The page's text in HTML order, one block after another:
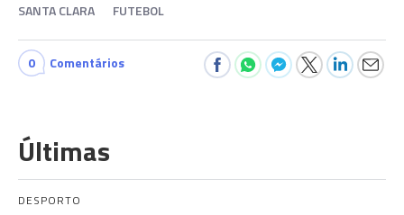
SANTA CLARA FUTEBOL
0 Comentários
Últimas
DESPORTO